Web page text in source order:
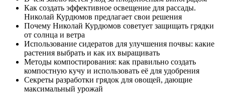
Как создать эффективное освещение для рассады.
Николай Курдюмов предлагает свои решения
Почему Николай Курдюмов советует защищать грядки
от солнца и ветра
Использование сидератов для улучшения почвы: какие
растения выбрать и как их выращивать
Методы компостирования: как правильно создать
компостную кучу и использовать её для удобрения
Секреты разработки грядок для овощей, дающие
максимальный урожай